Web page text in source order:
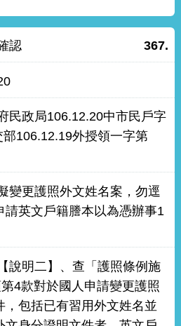
367.
認
民政局106.12.20中市民戶字
106.12.19外授領一字第
變更護照外文姓名案，勿逕
請英文戶籍謄本以為憑辦事1
說明二】、查「護照條例施
4款對於國人申請變更護照
，包括已有習用外文姓名並